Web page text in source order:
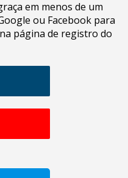
em menos de um
ou Facebook para
página de registro do